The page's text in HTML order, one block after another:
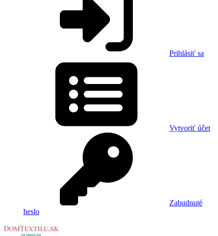
Prihlásiť sa
Vytvoriť účet
Zabudnuté
heslo